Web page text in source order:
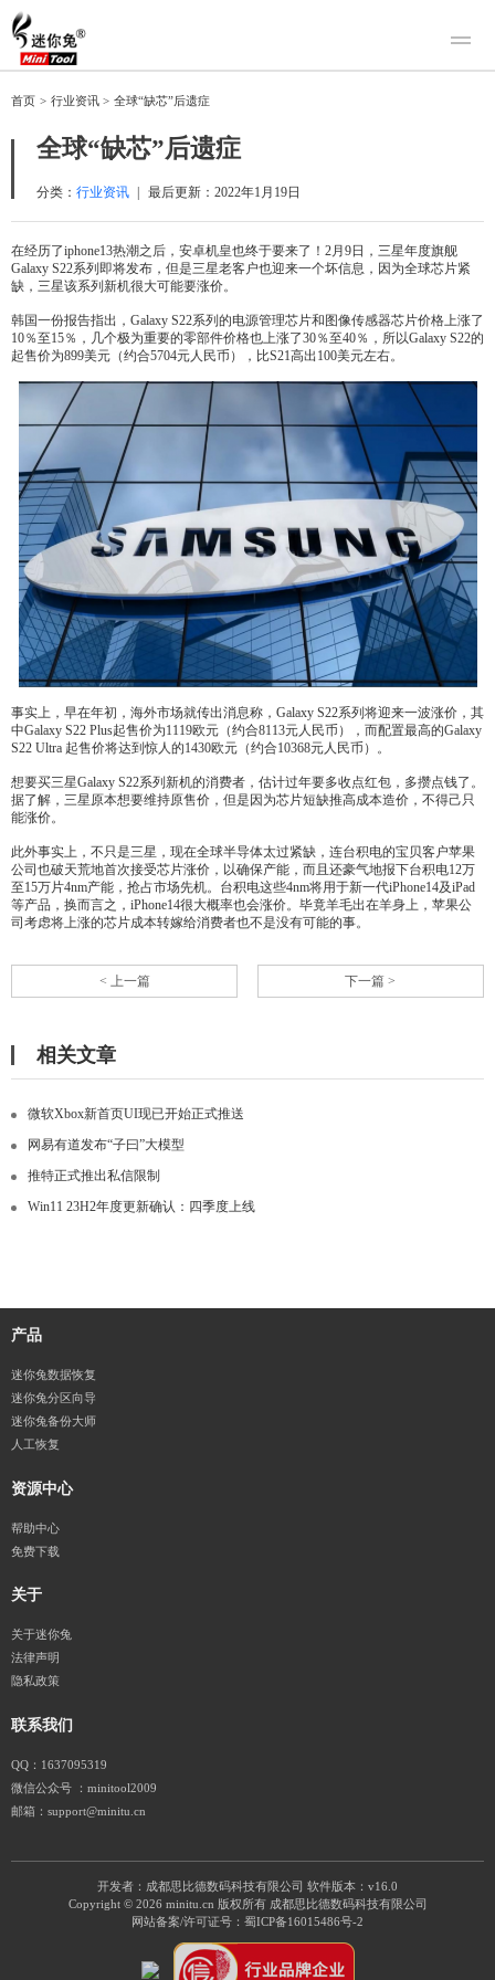
产品
迷你兔分区向导
下载
购买
帮助中心
关于我们
关于迷你兔
首页 > 行业资讯 > 全球“缺芯”后遗症
全球“缺芯”后遗症
分类： 行业资讯 最后更新： 2022年1月19日
在经历了iphone13热潮之后，安卓机皇也终于要来了！2月9日，三星年度旗舰
Galaxy S22系列即将发布，但是三星老客户也迎来一个坏信息，因为全球芯片紧
缺，三星该系列新机很大可能要涨价。
韩国一份报告指出，Galaxy S22系列的电源管理芯片和图像传感器芯片价格上涨了
10％至15％，几个极为重要的零部件价格也上涨了30％至40％，所以Galaxy S22的
起售价为899美元（约合5704元人民币），比S21高出100美元左右。
事实上，早在年初，海外市场就传出消息称，Galaxy S22系列将迎来一波涨价，其
中Galaxy S22 Plus起售价为1119欧元（约合8113元人民币），而配置最高的Galaxy
S22 Ultra 起售价将达到惊人的1430欧元（约合10368元人民币）。
想要买三星Galaxy S22系列新机的消费者，估计过年要多收点红包，多攒点钱了。
据了解，三星原本想要维持原售价，但是因为芯片短缺推高成本造价，不得己只
能涨价。
此外事实上，不只是三星，现在全球半导体太过紧缺，连台积电的宝贝客户苹果
公司也破天荒地首次接受芯片涨价，以确保产能，而且还豪气地报下台积电12万
至15万片4nm产能，抢占市场先机。台积电这些4nm将用于新一代iPhone14及iPad
等产品，换而言之，iPhone14很大概率也会涨价。毕竟羊毛出在羊身上，苹果公
司考虑将上涨的芯片成本转嫁给消费者也不是没有可能的事。
< 上一篇 下一篇 >
相关文章
微软Xbox新首页UI现已开始正式推送
网易有道发布“子曰”大模型
推特正式推出私信限制
Win11 23H2年度更新确认：四季度上线
产品
迷你兔数据恢复
迷你兔分区向导
迷你兔备份大师
人工恢复
资源中心
帮助中心
免费下载
关于
关于迷你兔
法律声明
隐私政策
联系我们
QQ：1637095319
微信公众号 ：minitool2009
邮箱：support@minitu.cn
开发者：成都思比德数码科技有限公司
软件版本：v16.0
Copyright © 2026 minitu.cn 版权所有 成都思比德数码科技有限公司
网站备案/许可证号： 蜀ICP备16015486号-2